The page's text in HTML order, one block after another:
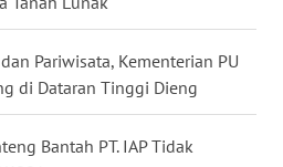
Pariwisata, Kementerian PU
di Dataran Tinggi Dieng
Bantah PT. IAP Tidak